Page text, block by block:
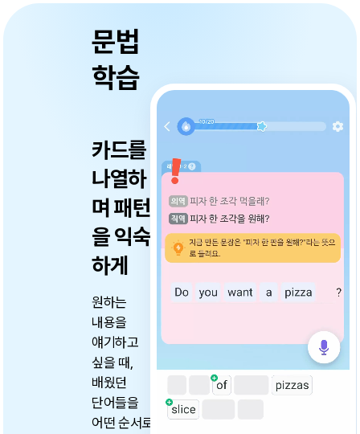
문법
학습
카드를
나열하
며패턴
을 익숙
하게
원하는
내용을
얘기하고
싶을 때,
배웠던
단어들을
어떤 순서로